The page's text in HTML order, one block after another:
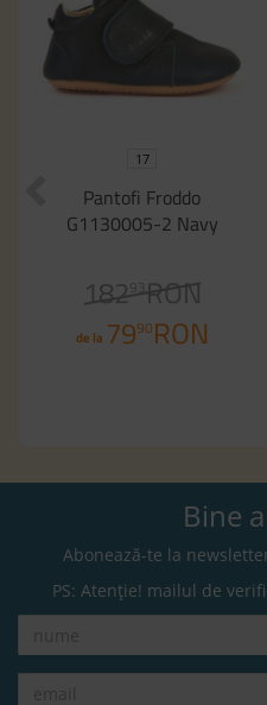
17
Pantofi Froddo
G1130005-2 Navy
182 93RON
de la 7990RON
Bine
Abonează-te la
PS: Atenție! mailul de